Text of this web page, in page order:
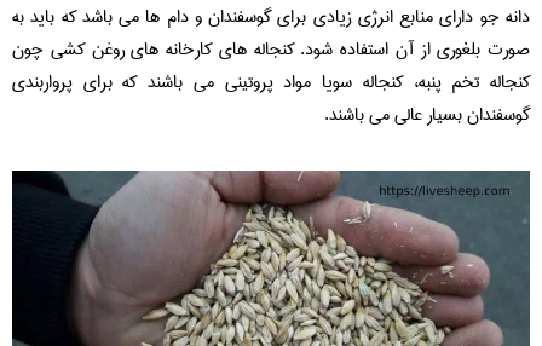
دانه جو دارای منابع انرژی زیادی برای گوسفندان و دام ها می باشد که باید به
صورت بلغوری از آن استفاده شود. کنجاله های کارخانه های روغن کشی چون
کنجاله تخم پنبه، کنجاله سویا مواد پروتینی می باشند که برای پرواربندی
گوسفندان بسیار عالی می باشند.